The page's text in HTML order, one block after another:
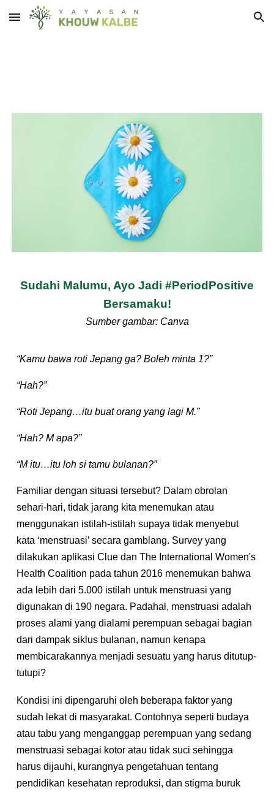
Skip to main content Skip to navigation
Sudahi Malumu, Ayo Jadi #PeriodPositive
Bersamaku!
Sumber gambar: Canva
“Kamu bawa roti Jepang ga? Boleh minta 1?”
“Hah?”
“Roti Jepang…itu buat orang yang lagi M.”
“Hah? M apa?”
“M itu…itu loh si tamu bulanan?”
Familiar dengan situasi tersebut? Dalam obrolan
sehari-hari, tidak jarang kita menemukan atau
menggunakan istilah-istilah supaya tidak menyebut
kata ‘menstruasi’ secara gamblang. Survey yang
dilakukan aplikasi Clue dan The International Women's
Health Coalition pada tahun 2016 menemukan bahwa
ada lebih dari 5.000 istilah untuk menstruasi yang
digunakan di 190 negara. Padahal, menstruasi adalah
proses alami yang dialami perempuan sebagai bagian
dari dampak siklus bulanan, namun kenapa
membicarakannya menjadi sesuatu yang harus ditutup-
tutupi?
Kondisi ini dipengaruhi oleh beberapa faktor yang
sudah lekat di masyarakat. Contohnya seperti budaya
atau tabu yang menganggap perempuan yang sedang
menstruasi sebagai kotor atau tidak suci sehingga
harus dijauhi, kurangnya pengetahuan tentang
pendidikan kesehatan reproduksi, dan stigma buruk